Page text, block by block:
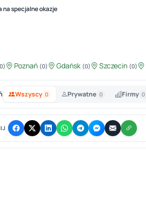
na specjalne okazje
Poznań (0) Gdańsk (0) Szczecin (0)
Wszyscy 0 Prywatne 0 Firmy 0